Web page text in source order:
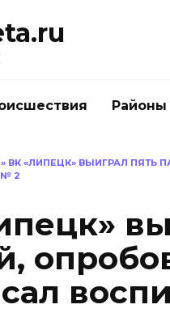
Районы
» ВК «ЛИПЕЦК» ВЫИГРАЛ ПЯТЬ
2